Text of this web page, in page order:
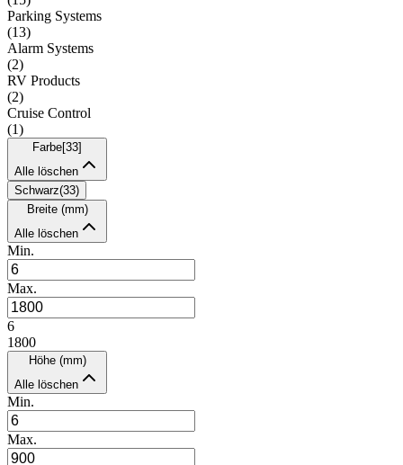
Parking Systems
(13)
Alarm Systems
(2)
RV Products
(2)
Cruise Control
(1)
Farbe[33]
Alle löschen
Schwarz(33)
Breite (mm)
Alle löschen
Min.
Max.
6
1800
Höhe (mm)
Alle löschen
Min.
Max.